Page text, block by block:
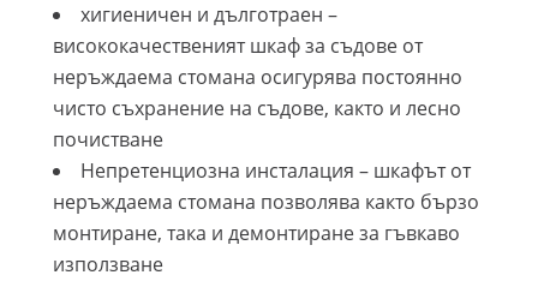
хигиеничен и дълготраен –
висококачественият шкаф за съдове от
неръждаема стомана осигурява постоянно
чисто съхранение на съдове, както и лесно
почистване
Непретенциозна инсталация – шкафът от
неръждаема стомана позволява както бързо
монтиране, така и демонтиране за гъвкаво
използване